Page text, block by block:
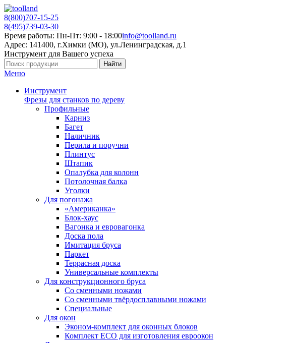
8(800)707-15-25
8(495)739-03-30
Время работы: Пн-Пт: 9:00 - 18:00info@toolland.ru
Адрес: 141400, г.Химки (МО), ул.Ленинградская, д.1
Инструмент для Вашего успеха
Найти
Меню
Инструмент
Фрезы для станков по дереву
Профильные
Карниз
Багет
Наличник
Перила и поручни
Плинтус
Штапик
Опалубка для колонн
Потолочная балка
Уголки
Для погонажа
«Американка»
Блок-хаус
Вагонка и евровагонка
Доска пола
Имитация бруса
Паркет
Террасная доска
Универсальные комплекты
Для конструкционного бруса
Со сменными ножами
Со сменными твёрдосплавными ножами
Специальные
Для окон
Эконом-комплект для оконных блоков
Комплект ECO для изготовления евроокон